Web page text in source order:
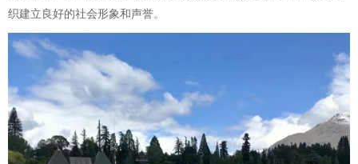
织建立良好的社会形象和声誉。